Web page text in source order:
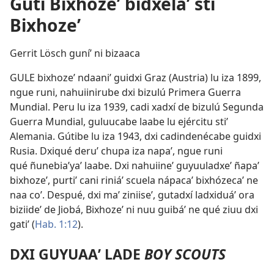
Bixhozeʼ
Gerrit Lösch guníʼ ni bizaaca
GULE bixhozeʼ ndaaniʼ guidxi Graz (Austria) lu iza 1899,
ngue runi, nahuiinirube dxi bizulú Primera Guerra
Mundial. Peru lu iza 1939, cadi xadxí de bizulú Segunda
Guerra Mundial, guluucabe laabe lu ejércitu stiʼ
Alemania. Gútibe lu iza 1943, dxi cadindenécabe guidxi
Rusia. Dxiqué deruʼ chupa iza napaʼ, ngue runi
qué ñunebiaʼyaʼ laabe. Dxi nahuiineʼ guyuuladxeʼ ñapaʼ
bixhozeʼ, purtiʼ cani riniáʼ scuela nápacaʼ bixhózecaʼ ne
naa coʼ. Despué, dxi maʼ ziniiseʼ, gutadxí ladxiduáʼ ora
biziideʼ de Jiobá, Bixhozeʼ ni nuu guibáʼ ne qué ziuu dxi
gatiʼ (Hab. 1:12).
DXI GUYUAAʼ LADE BOY SCOUTS